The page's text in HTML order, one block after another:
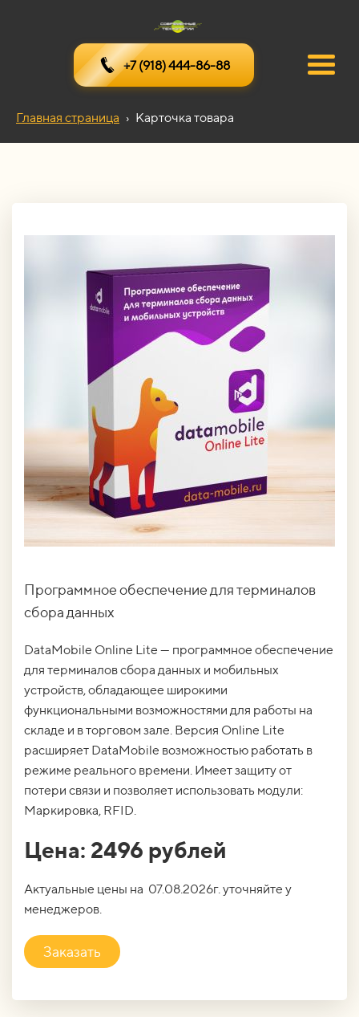
+7 (918) 444-86-88
Главная страница › Карточка товара
Программное обеспечение для терминалов
сбора данных
DataMobile Online Lite — программное обеспечение
для терминалов сбора данных и мобильных
устройств, обладающее широкими
функциональными возможностями для работы на
складе и в торговом зале. Версия Online Lite
расширяет DataMobile возможностью работать в
режиме реального времени. Имеет защиту от
потери связи и позволяет использовать модули:
Маркировка, RFID.
Цена: 2496 рублей
Актуальные цены на 07.08.2026г. уточняйте у
менеджеров.
Заказать